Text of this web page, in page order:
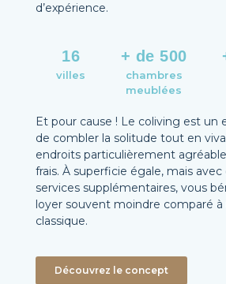
d’expérience.
16
villes
+ de 500
chambres
meublées
Et pour cause ! Le coliving est un
de combler la solitude tout en
endroits particulièrement
frais. À superficie égale, mais
services supplémentaires, vous
loyer souvent moindre comparé à
classique.
Découvrez le concept